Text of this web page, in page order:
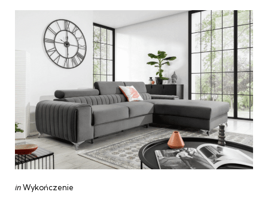
Categories
Posted
inWykończenie